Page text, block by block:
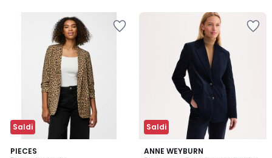
Saldi
PIECES
4,5
2
Saldi
ANNE WEYBURN
4,6
3